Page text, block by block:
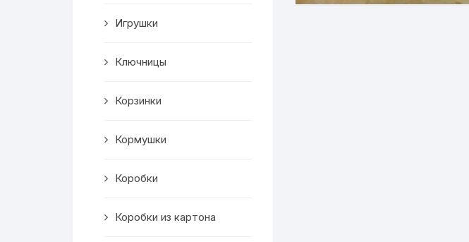
Подставки
Мини бары
Игрушки
Ключницы
Корзинки
Кормушки
Коробки
Коробки из картона